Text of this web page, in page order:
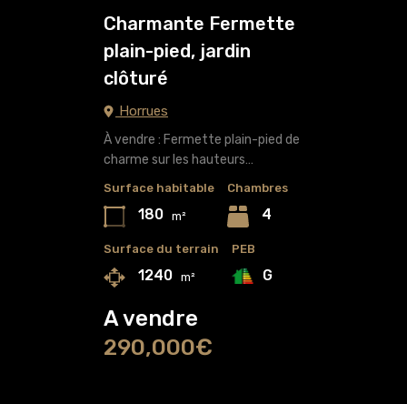
Charmante Fermette
plain-pied, jardin
clôturé
Horrues
À vendre : Fermette plain-pied de
charme sur les hauteurs…
Surface habitable
180 m²
Chambres
4
Surface du terrain
1240 m²
PEB
G
A vendre
290,000€